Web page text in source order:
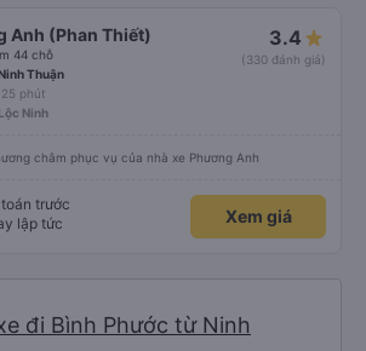
Anh (Phan Thiết)
44 chỗ
3.4
(330 đánh giá)
Thuận
phút
Ninh
châm phục vụ của nhà xe Phương Anh
trước
lập tức
Xem giá
đi Bình Phước từ Ninh